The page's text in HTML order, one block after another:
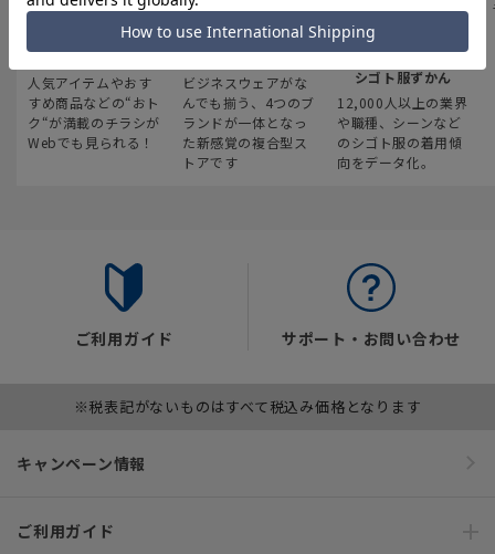
最新のお買い得情報
人気アイテムやおす
すめ商品などの“おト
ク“が満載のチラシが
Webでも見られる！
スーツスクエア
ビジネスウェアがな
んでも揃う、4つのブ
ランドが一体となっ
た新感覚の複合型ス
トアです
みんなの
シゴト服ずかん
12,000人以上の業界
や職種、シーンなど
のシゴト服の着用傾
向をデータ化。
ご利用ガイド サポート・お問い合わせ
※税表記がないものはすべて税込み価格となります
キャンペーン情報
ご利用ガイド